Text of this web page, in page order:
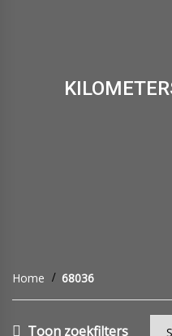
Home 68036
Toon zoekfilters